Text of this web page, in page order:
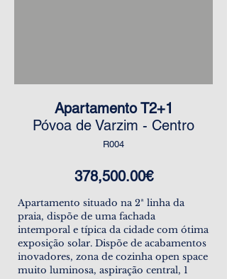
Apartamento T2+1
Póvoa de Varzim - Centro
R004
378,500.00€
Apartamento situado na 2ª linha da
praia, dispõe de uma fachada
intemporal e típica da cidade com ótima
exposição solar. Dispõe de acabamentos
inovadores, zona de cozinha open space
muito luminosa, aspiração central, 1